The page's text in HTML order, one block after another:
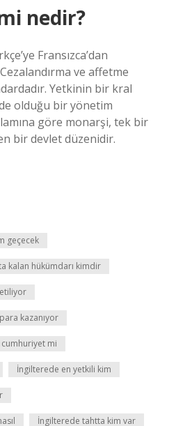
nedir?
Fransızca’dan
ve affetme
Yetkinin bir kral
olduğu bir yönetim
göre monarşi, tek bir
bir devlet düzenidir.
geçecek
kalan hükümdarı kimdir
kazanıyor
cumhuriyet mi
İngilterede en yetkili kim
İngilterede tahtta kim var